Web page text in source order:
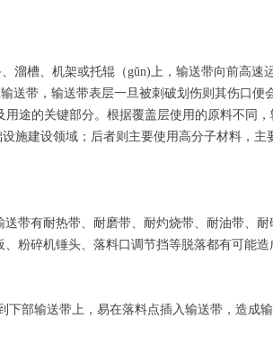
槽、机架或托辊（gǔn)上，输送带向前高速
带，输送带表层一旦被刺破划伤则其伤口便
途的关键部分。根据覆盖层使用的原料不同
施建设领域；后者则主要使用高分子材料，
带有耐热带、耐磨带、耐灼烧带、耐油带、
粉碎机锤头、落料口调节挡等脱落都有可能
部输送带上，易在落料点插入输送带，造成